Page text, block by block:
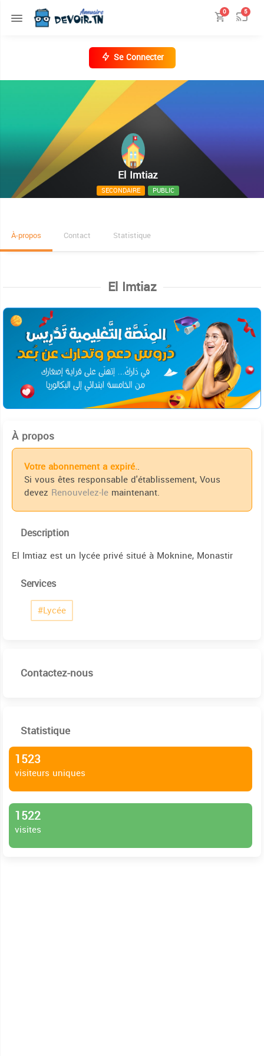
0 5
Se Connecter
El Imtiaz
SECONDAIRE PUBLIC
rue Abdelaziz Thâalbi
À-propos Contact Statistique
El Imtiaz
À propos
Votre abonnement a expiré..
Si vous êtes responsable d'établissement, Vous
devez Renouvelez-le maintenant.
Description
El Imtiaz est un lycée privé situé à Moknine, Monastir
Services
#Lycée
Contactez-nous
Statistique
1523
visiteurs uniques
1522
visites